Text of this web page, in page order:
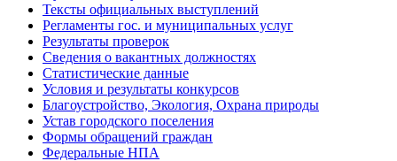
Тексты официальных выступлений
Регламенты гос. и муниципальных услуг
Результаты проверок
Сведения о вакантных должностях
Статистические данные
Условия и результаты конкурсов
Благоустройство, Экология, Охрана природы
Устав городского поселения
Формы обращений граждан
Федеральные НПА